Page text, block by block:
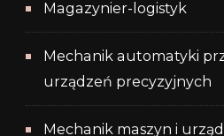
Magazynier-logistyk
Mechanik automatyki
urządzeń precyzyjnych
Mechanik maszyn i